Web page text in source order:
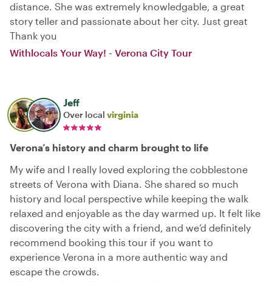
distance. She was extremely knowledgable, a great
story teller and passionate about her city. Just great
Thank you
Withlocals Your Way! - Verona City Tour
Jeff
Over local virginia
Verona’s history and charm brought to life
My wife and I really loved exploring the cobblestone
streets of Verona with Diana. She shared so much
history and local perspective while keeping the walk
relaxed and enjoyable as the day warmed up. It felt like
discovering the city with a friend, and we’d definitely
recommend booking this tour if you want to
experience Verona in a more authentic way and
escape the crowds.